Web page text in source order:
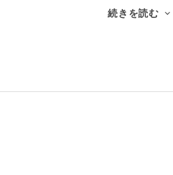
テに乗るのも怖くないです。
続きを読む